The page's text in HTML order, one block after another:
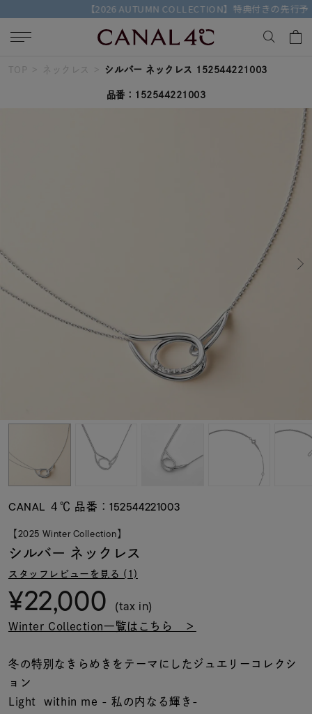
【2026 AUTUMN COLLECTION】特典付きの先行予約受付中
キーワードで検索する
Canal４℃
カテゴリー すべてのジュエリー
モチーフ
ファッションテイス
ト
着用シーン
コレクション
TOP ネックレス シルバー ネックレス 152544221003
品番：152544221003
CANAL ４℃ 品番：152544221003
【2025 Winter Collection】
シルバー ネックレス
スタッフレビューを見る (1)
¥22,000 (tax in)
Winter Collection一覧はこちら ＞
冬の特別なきらめきをテーマにしたジュエリーコレクシ
ョン
Light within me - 私の内なる輝き-